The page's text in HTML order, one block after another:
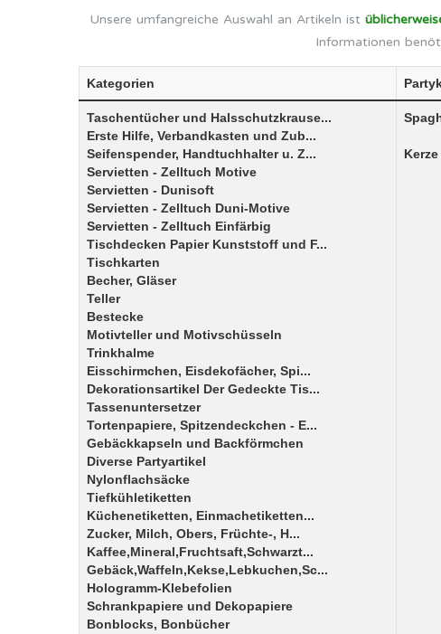
Unsere umfangreiche Auswahl an Artikeln ist
Informationen
Kategorien
Taschentücher und Halsschutzkrause...
Erste Hilfe, Verbandkasten und Zub...
Seifenspender, Handtuchhalter u. Z...
Servietten - Zelltuch Motive
Servietten - Dunisoft
Servietten - Zelltuch Duni-Motive
Servietten - Zelltuch Einfärbig
Tischdecken Papier Kunststoff und F...
Tischkarten
Becher, Gläser
Teller
Bestecke
Motivteller und Motivschüsseln
Trinkhalme
Eisschirmchen, Eisdekofächer, Spi...
Dekorationsartikel Der Gedeckte Tis...
Tassenuntersetzer
Tortenpapiere, Spitzendeckchen - E...
Gebäckkapseln und Backförmchen
Diverse Partyartikel
Nylonflachsäcke
Tiefkühletiketten
Küchenetiketten, Einmachetiketten...
Zucker, Milch, Obers, Früchte-, H...
Kaffee,Mineral,Fruchtsaft,Schwarzt...
Gebäck,Waffeln,Kekse,Lebkuchen,Sc...
Hologramm-Klebefolien
Schrankpapiere und Dekopapiere
Bonblocks, Bonbücher